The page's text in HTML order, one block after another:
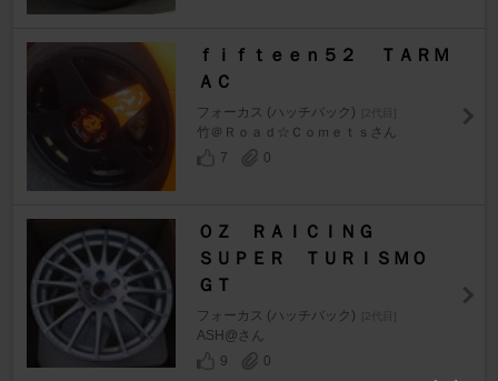
ｆｉｆｔｅｅｎ５２ ＴＡＲＭ
ＡＣ
フォーカス (ハッチバック) [2代目]
竹＠Ｒｏａｄ☆Ｃｏｍｅｔｓさん
7
0
ＯＺ ＲＡＩＣＩＮＧ
ＳＵＰＥＲ ＴＵＲＩＳＭＯ
ＧＴ
フォーカス (ハッチバック) [2代目]
ASH@さん
9
0